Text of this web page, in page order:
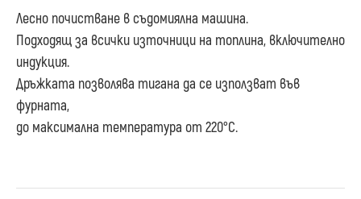
Лесно почистване в съдомиялна машина.
Подходящ за всички източници на топлина, включително
индукция.
Дръжката позволява тигана да се използват във
фурната,
до максимална температура от 220°C.